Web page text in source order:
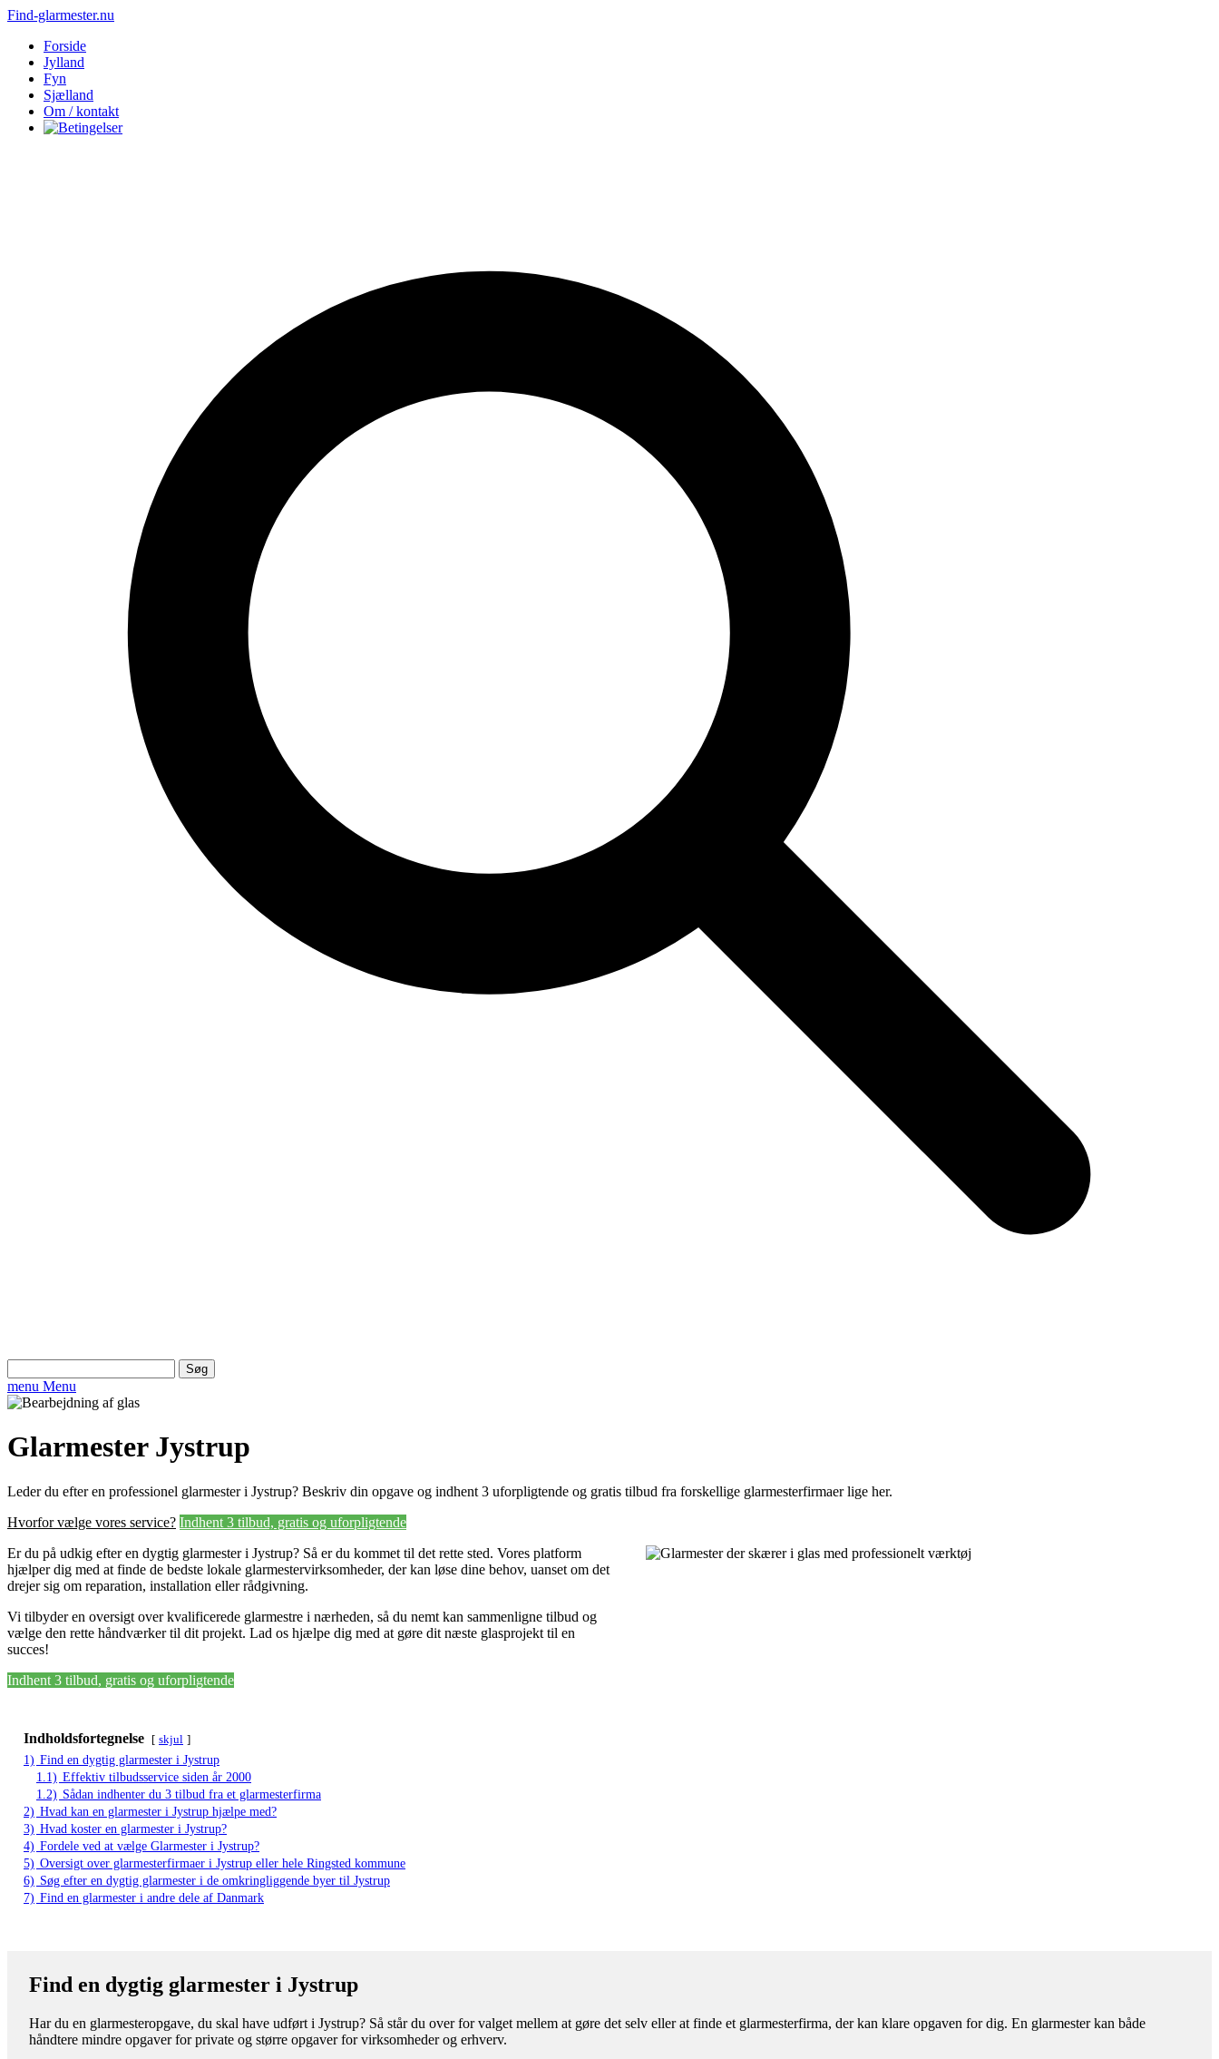
Find-glarmester.nu
Forside
Jylland
Fyn
Sjælland
Om / kontakt
efter:
menu Menu
Glarmester Jystrup
Leder du efter en professionel glarmester i Jystrup? Beskriv din opgave og indhent 3 uforpligtende og gratis tilbud fra forskellige glarmesterfirmaer lige her.
Hvorfor vælge vores service? Indhent 3 tilbud, gratis og uforpligtende
Er du på udkig efter en dygtig glarmester i Jystrup? Så er du kommet til det rette sted. Vores platform
hjælper dig med at finde de bedste lokale glarmestervirksomheder, der kan løse dine behov, uanset om det
drejer sig om reparation, installation eller rådgivning.
Vi tilbyder en oversigt over kvalificerede glarmestre i nærheden, så du nemt kan sammenligne tilbud og
vælge den rette håndværker til dit projekt. Lad os hjælpe dig med at gøre dit næste glasprojekt til en
succes!
Indhent 3 tilbud, gratis og uforpligtende
Indholdsfortegnelse skjul
1) Find en dygtig glarmester i Jystrup
1.1) Effektiv tilbudsservice siden år 2000
1.2) Sådan indhenter du 3 tilbud fra et glarmesterfirma
2) Hvad kan en glarmester i Jystrup hjælpe med?
3) Hvad koster en glarmester i Jystrup?
4) Fordele ved at vælge Glarmester i Jystrup?
5) Oversigt over glarmesterfirmaer i Jystrup eller hele Ringsted kommune
6) Søg efter en dygtig glarmester i de omkringliggende byer til Jystrup
7) Find en glarmester i andre dele af Danmark
Find en dygtig glarmester i Jystrup
Har du en glarmesteropgave, du skal have udført i Jystrup? Så står du over for valget mellem at gøre det selv eller at finde et glarmesterfirma, der kan klare opgaven for dig. En glarmester kan både
håndtere mindre opgaver for private og større opgaver for virksomheder og erhverv.